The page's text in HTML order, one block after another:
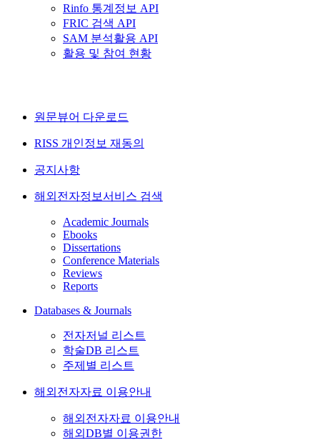
Rinfo 통계정보 API
FRIC 검색 API
SAM 분석활용 API
활용 및 참여 현황
원문뷰어 다운로드
RISS 개인정보 재동의
공지사항
해외전자정보서비스 검색
Academic Journals
Ebooks
Dissertations
Conference Materials
Reviews
Reports
Databases & Journals
전자저널 리스트
학술DB 리스트
주제별 리스트
해외전자자료 이용안내
해외전자자료 이용안내
해외DB별 이용권한